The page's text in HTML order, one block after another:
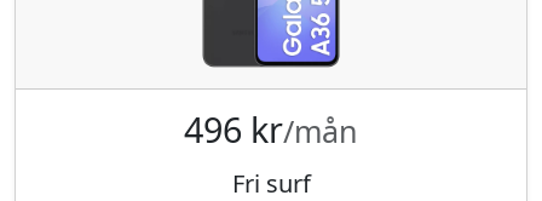
496 kr/mån
Fri surf